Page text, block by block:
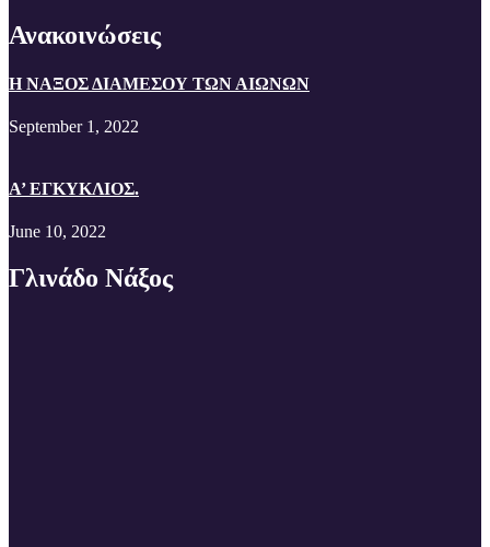
Ανακοινώσεις
Η ΝΑΞΟΣ ΔΙΑΜΕΣΟΥ ΤΩΝ ΑΙΩΝΩΝ
September 1, 2022
A’ EΓΚΥΚΛΙΟΣ.
June 10, 2022
Γλινάδο Νάξος